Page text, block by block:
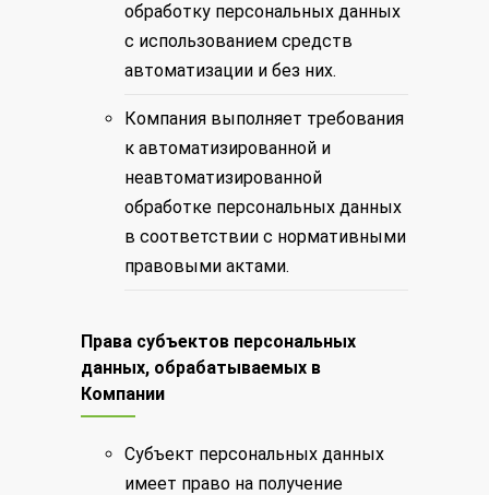
обработку персональных данных
с использованием средств
автоматизации и без них.
Компания выполняет требования
к автоматизированной и
неавтоматизированной
обработке персональных данных
в соответствии с нормативными
правовыми актами.
Права субъектов персональных
данных, обрабатываемых в
Компании
Субъект персональных данных
имеет право на получение